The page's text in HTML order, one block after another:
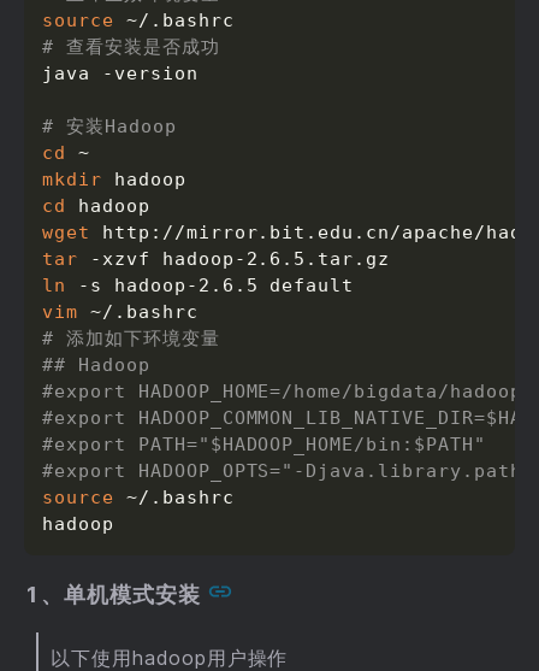
source
# 查看安装是否成功
java -version
# 安装Hadoop
cd
mkdir
cd
wget
tar
ln
vim
# 添加如下环境变量
## Hadoop
#export HADOOP_HOME=/home/bigdata/
#export
#export PATH="$HADOOP_HOME/bin:$PATH"
#export HADOOP_OPTS="-
source ~/.bashrc
hadoop
1、单机模式安装
以下使用hadoop用户操作